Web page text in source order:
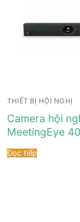
Sản phẩm
Tài liệu
Tài liệu
Điện thoại
Đại lý
Tin tức
Sự kiện
THIẾT BỊ HỘI NGHỊ
Camera hội
MeetingEye
Đọc tiếp